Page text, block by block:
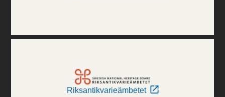
Riksantikvarieämbetet